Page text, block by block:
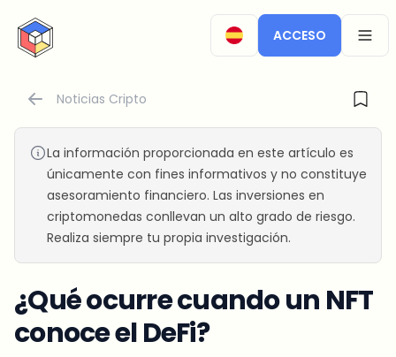
CryptoTicker
ACCESO
Noticias Cripto
La información proporcionada en este artículo es
únicamente con fines informativos y no constituye
asesoramiento financiero. Las inversiones en
criptomonedas conllevan un alto grado de riesgo.
Realiza siempre tu propia investigación.
¿Qué ocurre cuando un NFT
conoce el DeFi?